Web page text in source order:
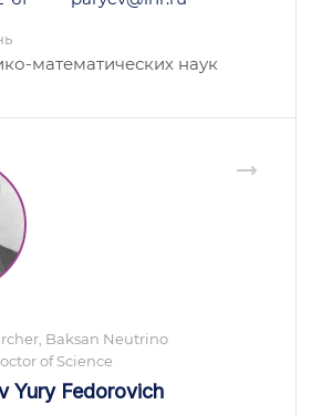
математических наук
Baksan Neutrino
of Science
Yury Fedorovich